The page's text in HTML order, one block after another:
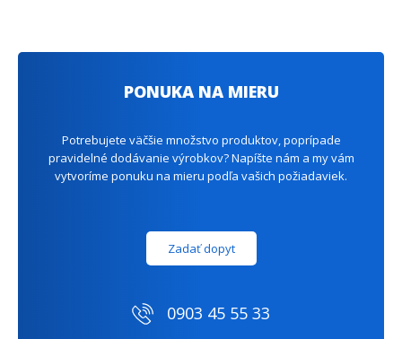
PONUKA NA MIERU
Potrebujete väčšie množstvo produktov, poprípade
pravidelné dodávanie výrobkov? Napíšte nám a my vám
vytvoríme ponuku na mieru podľa vašich požiadaviek.
Zadať dopyt
0903 45 55 33